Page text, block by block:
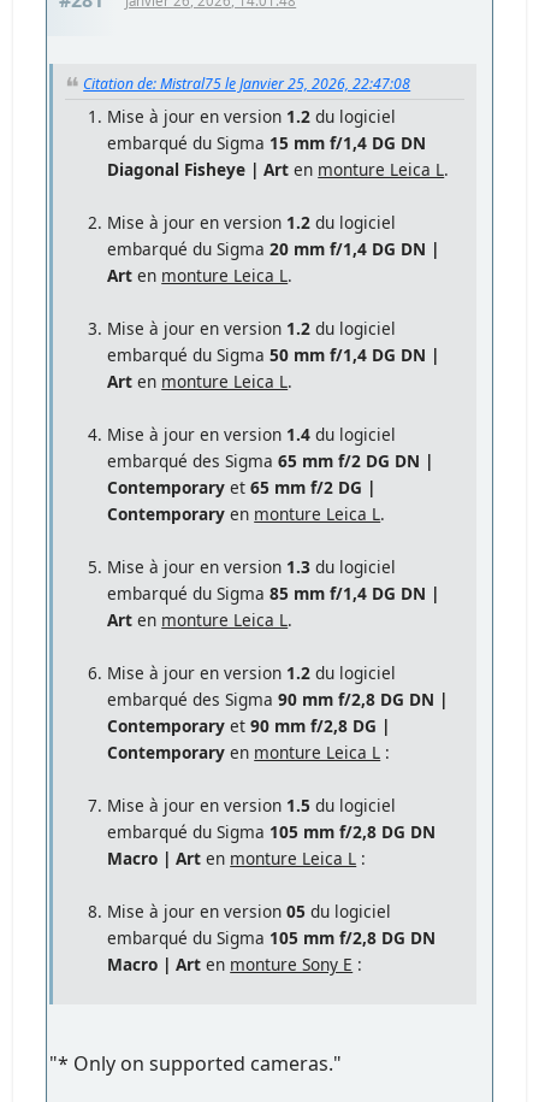
Citation de: Mistral75 le Janvier 25, 2026, 22:47:08
Mise à jour en version 1.2 du logiciel
embarqué du Sigma 15 mm f/1,4 DG DN
Diagonal Fisheye | Art en monture Leica L.
Mise à jour en version 1.2 du logiciel
embarqué du Sigma20 mm f/1,4 DG DN |
Art en monture Leica L.
Mise à jour en version 1.2 du logiciel
embarqué du Sigma50 mm f/1,4 DG DN |
Art en monture Leica L.
Mise à jour en version 1.4 du logiciel
embarqué des Sigma65 mm f/2 DG DN |
Contemporary et65 mm f/2 DG |
Contemporary en monture Leica L.
Mise à jour en version 1.3 du logiciel
embarqué du Sigma85 mm f/1,4 DG DN |
Art en monture Leica L.
Mise à jour en version 1.2 du logiciel
embarqué des Sigma90 mm f/2,8 DG DN |
Contemporary et90 mm f/2,8 DG |
Contemporary en monture Leica L :
Mise à jour en version 1.5 du logiciel
embarqué du Sigma 105 mm f/2,8 DG DN
Macro | Art en monture Leica L :
Mise à jour en version05 du logiciel
embarqué du Sigma 105 mm f/2,8 DG DN
Macro | Art en monture Sony E :
"* Only on supported cameras."